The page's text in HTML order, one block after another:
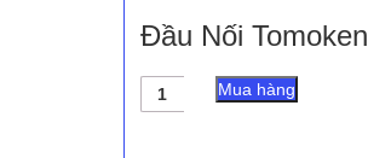
Đầu Nối Tomoken
Đầu
Nối
Mua hàng